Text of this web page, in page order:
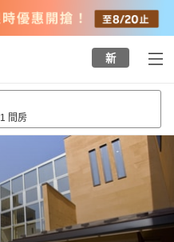
新
1 間房